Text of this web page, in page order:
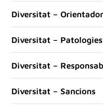
Diversitat –
Diversitat –
Diversitat –
Diversitat – Sancions